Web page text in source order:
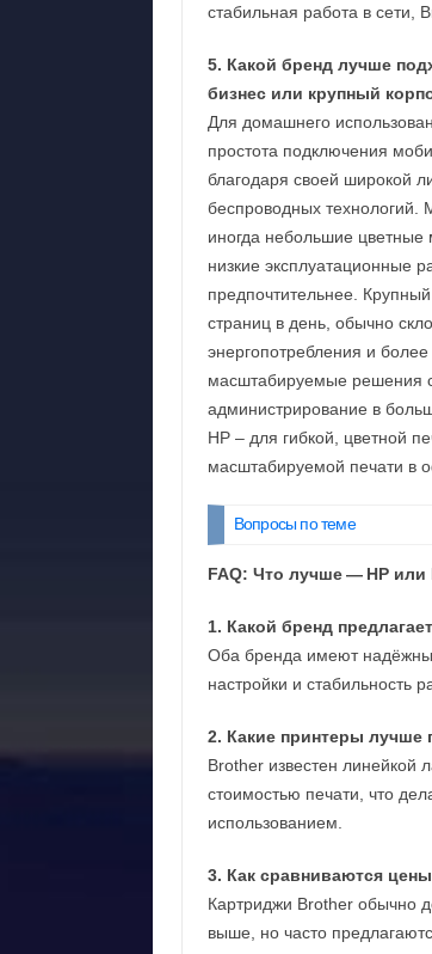
стабильная работа в сети,
5. Какой бренд лучше
бизнес или крупный
Для домашнего
простота подключения
благодаря своей широкой
беспроводных технологий.
иногда небольшие
низкие эксплуатационные
предпочтительнее.
страниц в день, обычно
энергопотребления и
масштабируемые решения
администрирование в
HP – для гибкой, цветной
масштабируемой печати в
Вопросы по теме
FAQ: Что лучше — HP или
1. Какой бренд
Оба бренда имеют
настройки и стабильность
2. Какие принтеры
Brother известен линейкой
стоимостью печати, что
использованием.
3. Как сравниваются
Картриджи Brother обычно
выше, но часто